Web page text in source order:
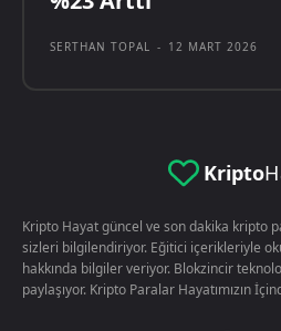
SERTHAN TOPAL - 12 MART 2026
Kripto
Kripto Hayat güncel ve son dakika kripto
sizleri bilgilendiriyor. Eğitici içerikleriyle
hakkında bilgiler veriyor. Blokzincir
paylaşıyor. Kripto Paralar Hayatımızın